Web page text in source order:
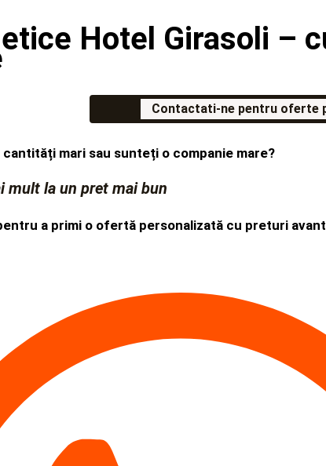
Hotel Girasoli –
Contactati-ne pentru oferte
mari sau sunteți o companie mare?
mult la un pret mai bun
a primi o ofertă personalizată cu preturi